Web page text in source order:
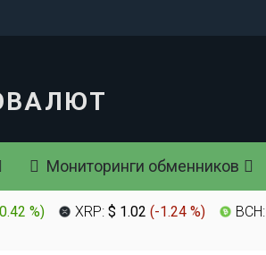
Мониторинги обменников
0.42 %) XRP: $ 1.02 (-1.24 %) BCH: